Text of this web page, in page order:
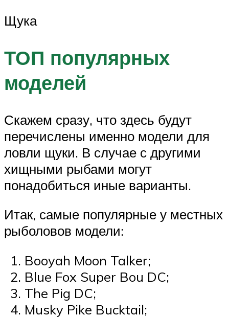
Щука
ТОП популярных
моделей
Скажем сразу, что здесь будут
перечислены именно модели для
ловли щуки. В случае с другими
хищными рыбами могут
понадобиться иные варианты.
Итак, самые популярные у местных
рыболовов модели:
Booyah Moon Talker;
Blue Fox Super Bou DC;
The Pig DC;
Musky Pike Bucktail;